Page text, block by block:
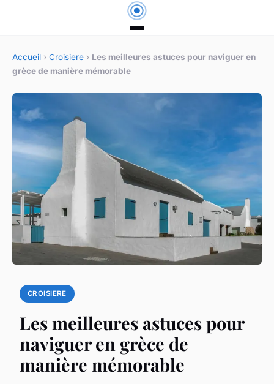
Accueil › Croisiere › Les meilleures astuces pour naviguer en
grèce de manière mémorable
CROISIERE
Les meilleures astuces pour
naviguer en grèce de
manière mémorable